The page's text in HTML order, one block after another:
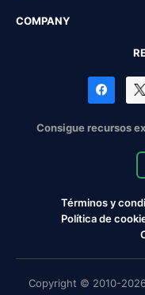
COMPANY
Consigue recursos
Términos y
Política de
Copyright © 2010-